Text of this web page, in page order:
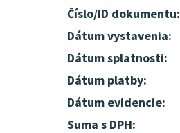
Číslo/ID dokumentu:
Dátum vystavenia:
Dátum splatnosti:
Dátum platby:
Dátum evidencie:
Suma s DPH: